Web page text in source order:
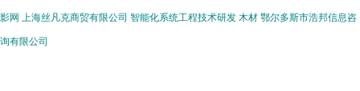
影网 上海丝凡克商贸有限公司 智能化系统工程技术研发 木材 鄂尔多斯市浩邦信息咨
询有限公司